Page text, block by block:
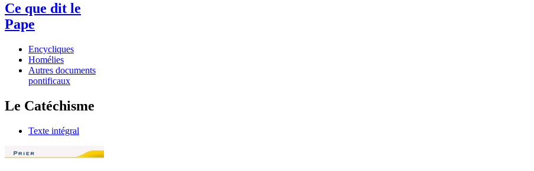
Ce que dit le
Pape
Encycliques
Homélies
Autres documents
pontificaux
Le Catéchisme
Texte intégral